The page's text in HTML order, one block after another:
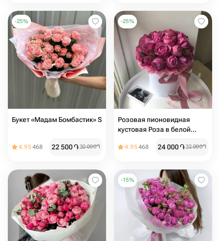
-25%
Букет «Мадам Бомбастик» S
4.95468 22 500֏30 000֏
-25%
Розовая пионовидная
кустовая Роза в белой
4.95468 24 000֏32 000֏
-15%